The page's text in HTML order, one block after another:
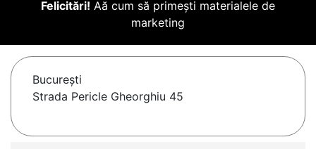
Felicitări! Aă cum să primești materialele de
marketing
Bucureşti
Strada Pericle Gheorghiu 45